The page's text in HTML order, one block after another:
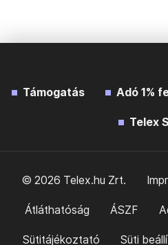
Támogatás Adó 1%
Telex
© 2026 Telex.hu Zrt.
Átláthatóság ÁSZF
Sütitájékoztató Süti